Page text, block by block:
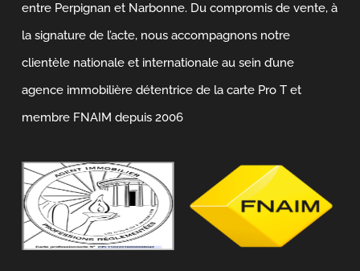
entre Perpignan et Narbonne. Du compromis de vente, à
la signature de l’acte, nous accompagnons notre
clientèle nationale et internationale au sein d’une
agence immobilière détentrice de la carte Pro T et
membre FNAIM depuis 2006